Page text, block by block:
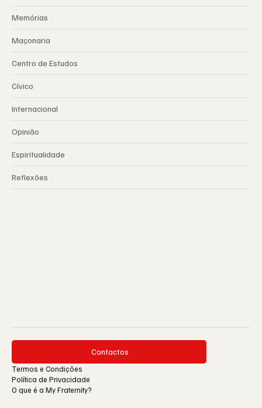
Memórias
Maçonaria
Centro de Estudos
Cívico
Internacional
Opinião
Espiritualidade
Reflexões
Contactos
Termos e Condições
Política de Privacidade
O que é a My Fraternity?